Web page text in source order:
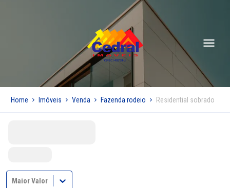
Home Imóveis Venda Fazenda rodeio Residential sobrado
Maior Valor